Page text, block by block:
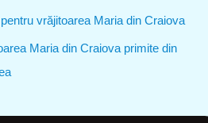
vrăjitoarea Maria din Craiova
Maria din Craiova primite din